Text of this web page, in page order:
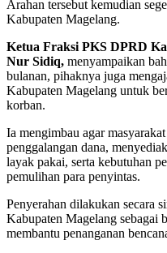
Arahan tersebut kemudian
Kabupaten Magelang.
Ketua Fraksi PKS DPRD
Nur Sidiq, menyampaikan
bulanan, pihaknya juga
Kabupaten Magelang untuk
korban.
Ia mengimbau agar
penggalangan dana,
layak pakai, serta kebutuhan
pemulihan para penyintas.
Penyerahan dilakukan secara
Kabupaten Magelang sebagai
membantu penanganan